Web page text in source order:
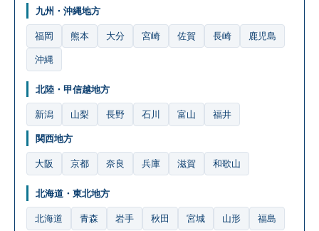
九州・沖縄地方
福岡 熊本 大分 宮崎 佐賀 長崎 鹿児島
沖縄
北陸・甲信越地方
新潟 山梨 長野 石川 富山 福井
関西地方
大阪 京都 奈良 兵庫 滋賀 和歌山
北海道・東北地方
北海道 青森 岩手 秋田 宮城 山形 福島